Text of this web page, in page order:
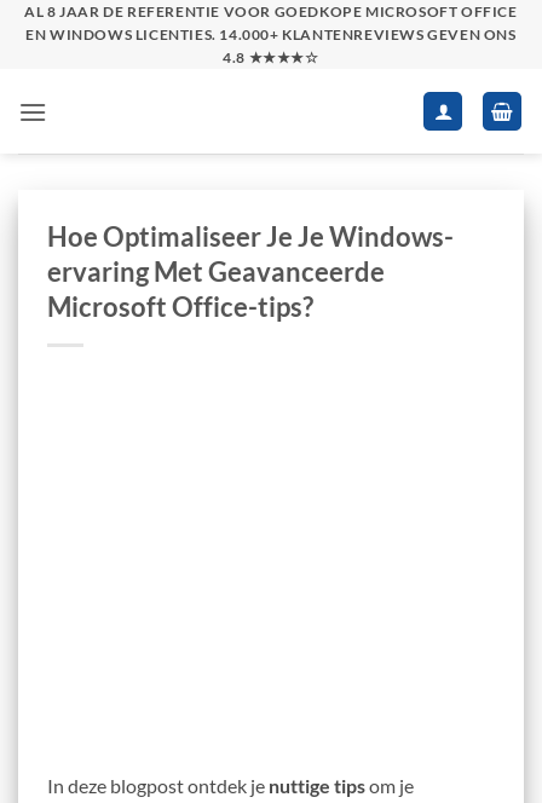
SkipAL 8 JAAR DE REFERENTIE VOOR GOEDKOPE MICROSOFT OFFICE
EN WINDOWS LICENTIES. 14.000+ KLANTENREVIEWS GEVEN ONS
4.8 ★★★★☆
Hoe Optimaliseer Je Je Windows-
ervaring Met Geavanceerde
Microsoft Office-tips?
In deze blogpost ontdek je nuttige tipsom je